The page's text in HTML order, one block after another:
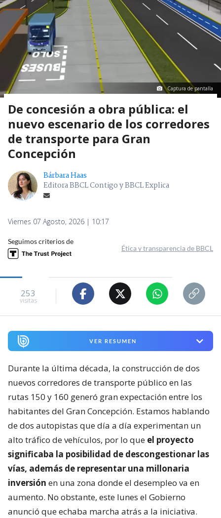
Captura de pantalla
De concesión a obra pública: el
nuevo escenario de los corredores
de transporte para Gran
Concepción
Bárbara Haas
Editora BBCL Contigo y BBCL Explica
Viernes 07 Agosto, 2026 | 10:17
Seguimos criterios de
Ética y transparencia de BBCL
253
visitas
VER RESUMEN
Durante la última década, la construcción de dos
nuevos corredores de transporte público en las
rutas 150 y 160 generó gran expectación entre los
habitantes del Gran Concepción. Estamos hablando
de dos autopistas que día a día experimentan un
alto tráfico de vehículos, por lo que el proyecto
significaba la posibilidad de descongestionar las
vías, además de representar una millonaria
inversión en una zona donde el desempleo va en
aumento. No obstante, este lunes el Gobierno
anunció que echaba marcha atrás a la iniciativa.